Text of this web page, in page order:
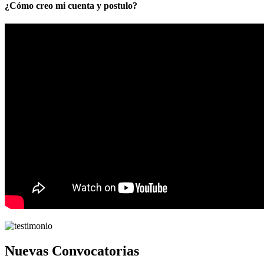
¿Cómo creo mi cuenta y postulo?
Nuevas Convocatorias